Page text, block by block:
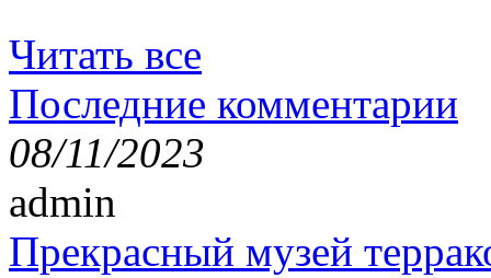
Читать все
Последние комментарии
08/11/2023
admin
Прекрасный музей